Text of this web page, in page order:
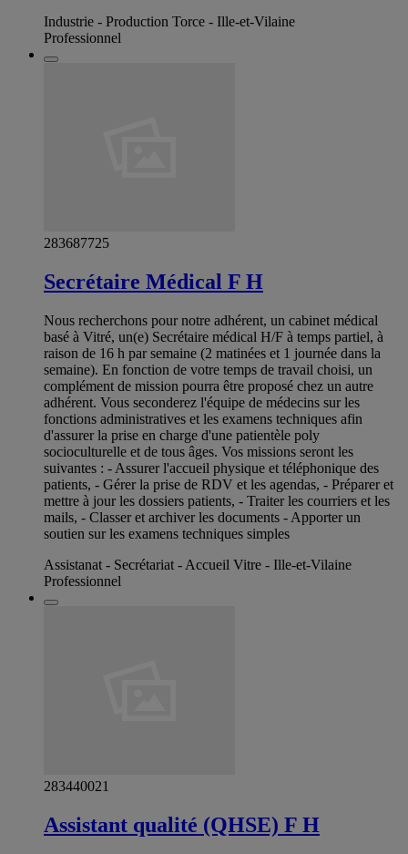
Industrie - Production Torce - Ille-et-Vilaine
Professionnel
283687725
Secrétaire Médical F H
Nous recherchons pour notre adhérent, un cabinet médical
basé à Vitré, un(e) Secrétaire médical H/F à temps partiel, à
raison de 16 h par semaine (2 matinées et 1 journée dans la
semaine). En fonction de votre temps de travail choisi, un
complément de mission pourra être proposé chez un autre
adhérent. Vous seconderez l'équipe de médecins sur les
fonctions administratives et les examens techniques afin
d'assurer la prise en charge d'une patientèle poly
socioculturelle et de tous âges. Vos missions seront les
suivantes : - Assurer l'accueil physique et téléphonique des
patients, - Gérer la prise de RDV et les agendas, - Préparer et
mettre à jour les dossiers patients, - Traiter les courriers et les
mails, - Classer et archiver les documents - Apporter un
soutien sur les examens techniques simples
Assistanat - Secrétariat - Accueil Vitre - Ille-et-Vilaine
Professionnel
283440021
Assistant qualité (QHSE) F H